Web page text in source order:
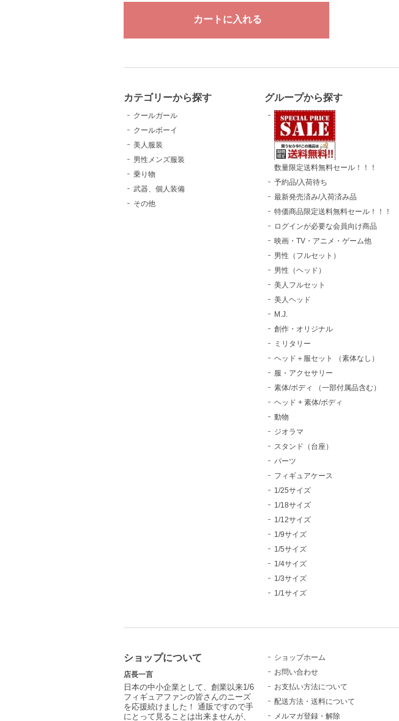
カテゴリーから探す
クールガール
クールボーイ
美人服装
男性メンズ服装
乗り物
武器、個人装備
その他
グループから探す
数量限定送料無料セール！！！
予約品/入荷待ち
最新発売済み/入荷済み品
特価商品限定送料無料セール！！！
ログインが必要な会員向け商品
映画・TV・アニメ・ゲーム他
男性（フルセット）
男性（ヘッド）
美人フルセット
美人ヘッド
M.J.
創作・オリジナル
ミリタリー
ヘッド＋服セット （素体なし）
服・アクセサリー
素体/ボディ （一部付属品含む）
ヘッド + 素体/ボディ
動物
ジオラマ
スタンド（台座）
パーツ
フィギュアケース
1/25サイズ
1/18サイズ
1/12サイズ
1/9サイズ
1/5サイズ
1/4サイズ
1/3サイズ
1/1サイズ
ショップについて
店長一言
日本の中小企業として、創業以来1/6
フィギュアファンの皆さんのニーズ
を応援続けました！ 通販ですので手
にとって見ることは出来ませんが、
ショップホーム
お問い合わせ
お支払い方法について
配送方法・送料について
メルマガ登録・解除